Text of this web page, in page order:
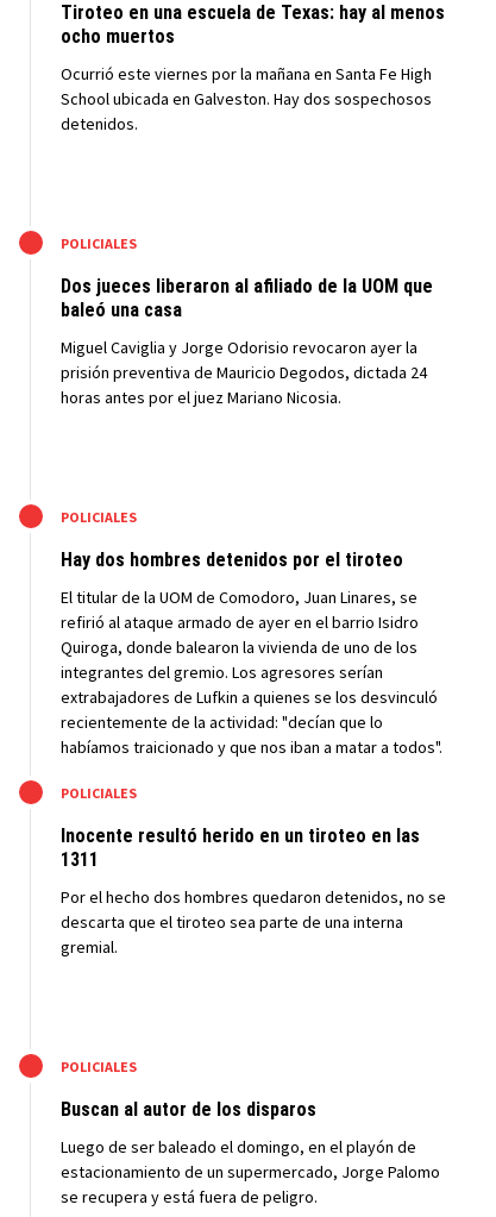
Tiroteo en una escuela de Texas: hay al menos
ocho muertos
Ocurrió este viernes por la mañana en Santa Fe High
School ubicada en Galveston. Hay dos sospechosos
detenidos.
POLICIALES
Dos jueces liberaron al afiliado de la UOM que
baleó una casa
Miguel Caviglia y Jorge Odorisio revocaron ayer la
prisión preventiva de Mauricio Degodos, dictada 24
horas antes por el juez Mariano Nicosia.
POLICIALES
Hay dos hombres detenidos por el tiroteo
El titular de la UOM de Comodoro, Juan Linares, se
refirió al ataque armado de ayer en el barrio Isidro
Quiroga, donde balearon la vivienda de uno de los
integrantes del gremio. Los agresores serían
extrabajadores de Lufkin a quienes se los desvinculó
recientemente de la actividad: "decían que lo
habíamos traicionado y que nos iban a matar a todos".
POLICIALES
Inocente resultó herido en un tiroteo en las
1311
Por el hecho dos hombres quedaron detenidos, no se
descarta que el tiroteo sea parte de una interna
gremial.
POLICIALES
Buscan al autor de los disparos
Luego de ser baleado el domingo, en el playón de
estacionamiento de un supermercado, Jorge Palomo
se recupera y está fuera de peligro.